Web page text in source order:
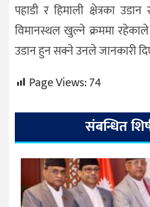
पहाडी र हिमाली क्षेत्रका
विमानस्थल खुल्ने क्रममा
उडान हुन सक्ने उनले जानकारी
Page Views:74
संबन्धित